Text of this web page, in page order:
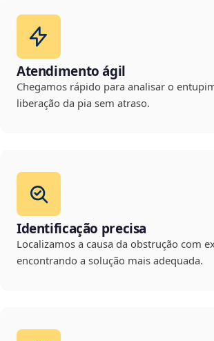
Atendimento ágil
Chegamos rápido para analisar o
liberação da pia sem atraso.
Identificação precisa
Localizamos a causa da obstrução com
encontrando a solução mais adequada.